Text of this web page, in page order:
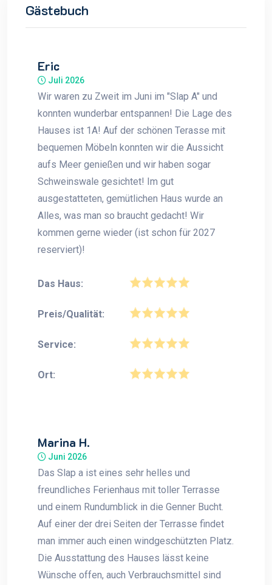
Gästebuch
Eric
Juli 2026
Wir waren zu Zweit im Juni im "Slap A" und
konnten wunderbar entspannen! Die Lage des
Hauses ist 1A! Auf der schönen Terasse mit
bequemen Möbeln konnten wir die Aussicht
aufs Meer genießen und wir haben sogar
Schweinswale gesichtet! Im gut
ausgestatteten, gemütlichen Haus wurde an
Alles, was man so braucht gedacht! Wir
kommen gerne wieder (ist schon für 2027
reserviert)!
Das Haus:
Preis/Qualität:
Service:
Ort:
Marina H.
Juni 2026
Das Slap a ist eines sehr helles und
freundliches Ferienhaus mit toller Terrasse
und einem Rundumblick in die Genner Bucht.
Auf einer der drei Seiten der Terrasse findet
man immer auch einen windgeschützten Platz.
Die Ausstattung des Hauses lässt keine
Wünsche offen, auch Verbrauchsmittel sind